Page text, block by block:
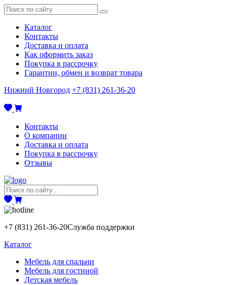
Каталог
Контакты
Доставка и оплата
Как оформить заказ
Покупка в рассрочку
Гарантии, обмен и возврат товара
Нижний Новгород +7 (831) 261-36-20
Контакты
О компании
Доставка и оплата
Покупка в рассрочку
Отзывы
+7 (831) 261-36-20Служба поддержки
Каталог
Мебель для спальни
Мебель для гостиной
Детская мебель